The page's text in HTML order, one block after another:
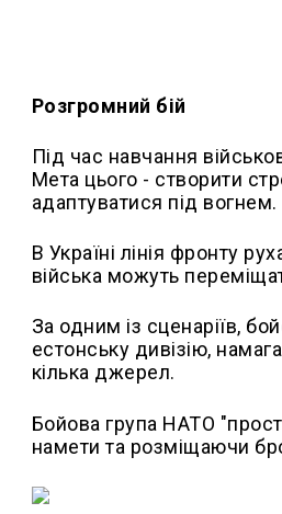
Розгромний бій
Під час навчання
Мета цього - створити
адаптуватися під вогнем.
В Україні лінія фронту
війська можуть
За одним із сценаріїв,
естонську дивізію,
кілька джерел.
Бойова група НАТО
намети та розміщаючи